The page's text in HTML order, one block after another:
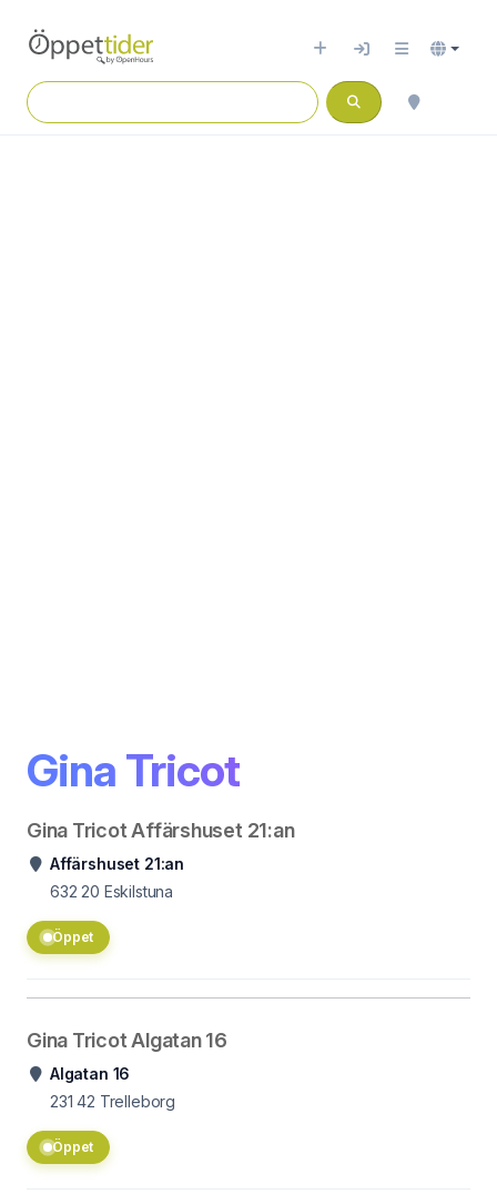
Gina Tricot
Gina Tricot Affärshuset 21:an
Affärshuset 21:an
632 20 Eskilstuna
Öppet
Gina Tricot Algatan 16
Algatan 16
231 42 Trelleborg
Öppet